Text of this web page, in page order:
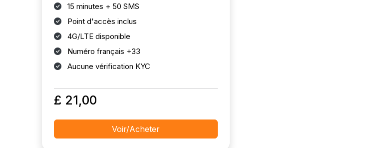
15 minutes + 50 SMS
Point d'accès inclus
4G/LTE disponible
Numéro français +33
Aucune vérification KYC
£ 21,00
Voir/Acheter